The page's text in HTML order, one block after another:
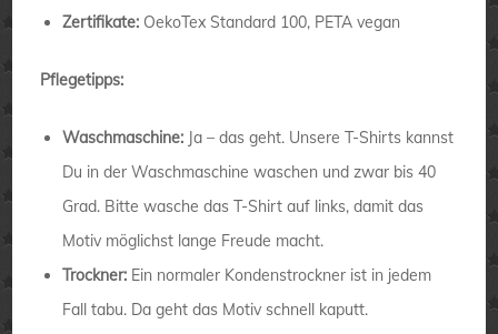
Zertifikate: OekoTex Standard 100, PETA vegan
Pflegetipps:
Waschmaschine: Ja – das geht. Unsere T-Shirts kannst
Du in der Waschmaschine waschen und zwar bis 40
Grad. Bitte wasche das T-Shirt auf links, damit das
Motiv möglichst lange Freude macht.
Trockner: Ein normaler Kondenstrockner ist in jedem
Fall tabu. Da geht das Motiv schnell kaputt.